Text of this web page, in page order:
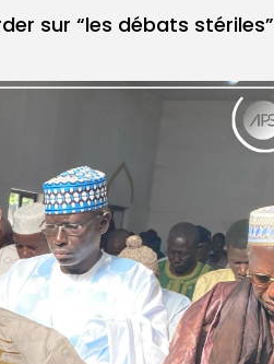
sur “les débats stériles”